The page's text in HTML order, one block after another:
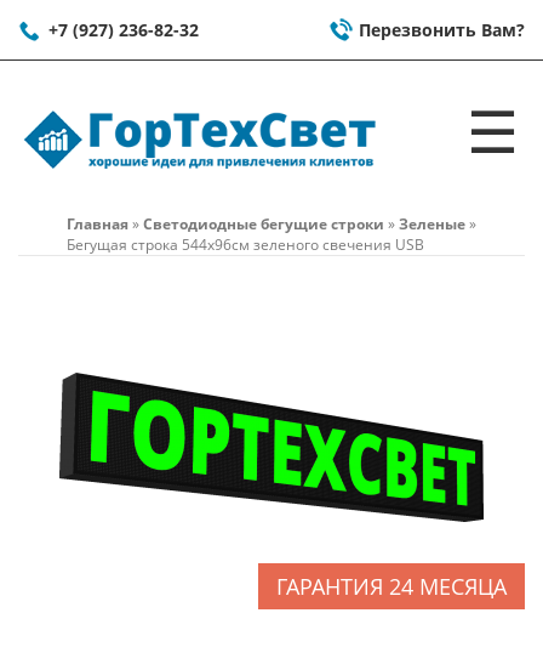
+7 (927) 236-82-32 Перезвонить Вам?
☰
Главная»Светодиодные бегущие строки »Зеленые»
Бегущая строка 544x96см зеленого свечения USB
ГАРАНТИЯ 24 МЕСЯЦА